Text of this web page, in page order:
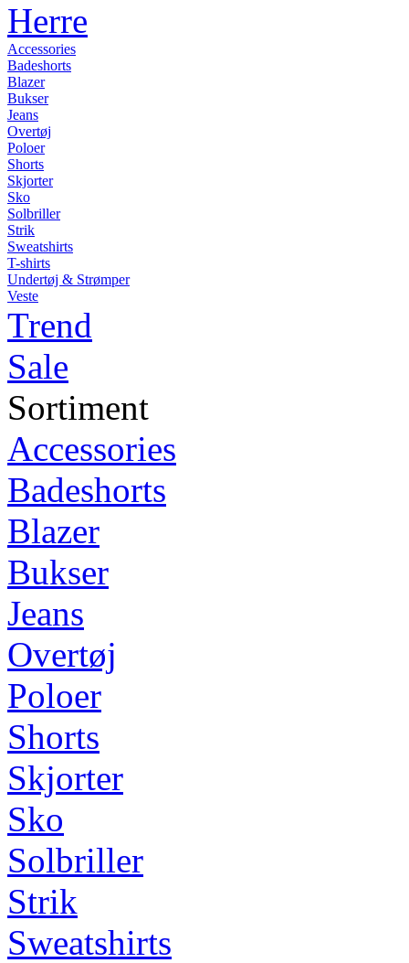
Herre
Accessories
Badeshorts
Blazer
Bukser
Jeans
Overtøj
Poloer
Shorts
Skjorter
Sko
Solbriller
Strik
Sweatshirts
T-shirts
Undertøj & Strømper
Veste
Trend
Sale
Sortiment
Accessories
Badeshorts
Blazer
Bukser
Jeans
Overtøj
Poloer
Shorts
Skjorter
Sko
Solbriller
Strik
Sweatshirts